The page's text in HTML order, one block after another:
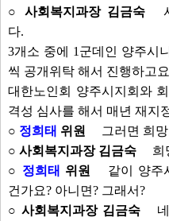
○ 사회복지과장 김금숙
다.
3개소 중에 1군데인 양주시
씩 공개위탁 해서 진행하고
대한노인회 양주시지회와
격성 심사를 해서 매년 재지
○ 정희태 위원
그러면 희
○ 사회복지과장 김금숙
희
○ 정희태 위원
같이 양주
건가요? 아니면? 그래서?
○ 사회복지과장 김금숙